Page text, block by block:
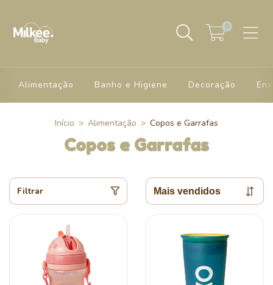
0
Alimentação Banho e Higiene Decoração
Início > Alimentação > Copos e Garrafas
Copos e Garrafas
Filtrar